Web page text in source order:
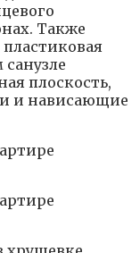
Также
плоскость,
и нависающие